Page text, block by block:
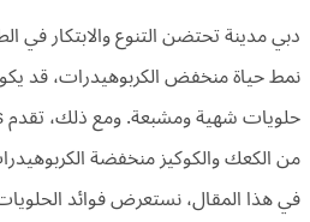
دبي مدينة تحتضن التنوع والابتكار في
نمط حياة منخفض الكربوهيدرات، قد
من الكعك والكوكيز منخفضة
في هذا المقال، نستعرض فوائد